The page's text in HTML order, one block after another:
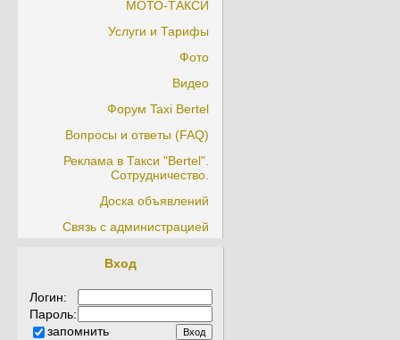
МОТО-ТАКСИ
Услуги и Тарифы
Фото
Видео
Форум Taxi Bertel
Вопросы и ответы (FAQ)
Реклама в Такси "Bertel".
Сотрудничество.
Доска объявлений
Связь с администрацией
Вход
Логин:
Пароль:
запомнить